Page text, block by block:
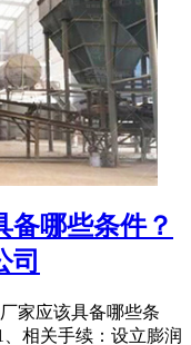
备哪些条件？
司
家应该具备哪些条
相关手续：设立膨润